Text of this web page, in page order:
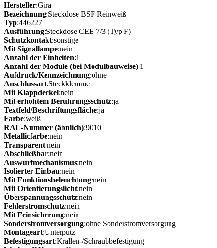
Hersteller:Gira
Bezeichnung:Steckdose BSF Reinweiß
Typ:446227
Ausführung:Steckdose CEE 7/3 (Typ F)
Schutzkontakt:sonstige
Mit Signallampe:nein
Anzahl der Einheiten:1
Anzahl der Module (bei Modulbauweise):1
Aufdruck/Kennzeichnung:ohne
Anschlussart:Steckklemme
Mit Klappdeckel:nein
Mit erhöhtem Berührungsschutz:ja
Textfeld/Beschriftungsfläche:ja
Farbe:weiß
RAL-Nummer (ähnlich):9010
Metallicfarbe:nein
Transparent:nein
Abschließbar:nein
Auswurfmechanismus:nein
Isolierter Einbau:nein
Mit Funktionsbeleuchtung:nein
Mit Orientierungslicht:nein
Überspannungsschutz:nein
Fehlerstromschutz:nein
Mit Feinsicherung:nein
Sonderstromversorgung:ohne Sonderstromversorgung
Montageart:Unterputz
Befestigungsart:Krallen-/Schraubbefestigung